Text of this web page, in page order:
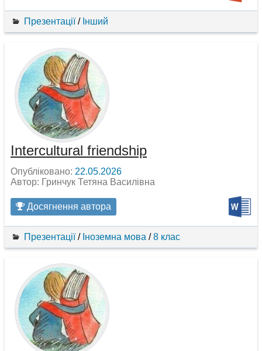
Презентації/ Інший
Intercultural friendship
Опубліковано: 22.05.2026
Автор: Гринчук Тетяна Василівна
Досягнення автора
Презентації/ Іноземна мова /8 клас